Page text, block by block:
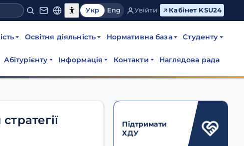
Укр Eng Увійти Кабінет KSU24
Освітня діяльність Нормативна база Студенту
Абітурієнту Інформація Контакти Наглядова рада
Підтримати
ХДУ